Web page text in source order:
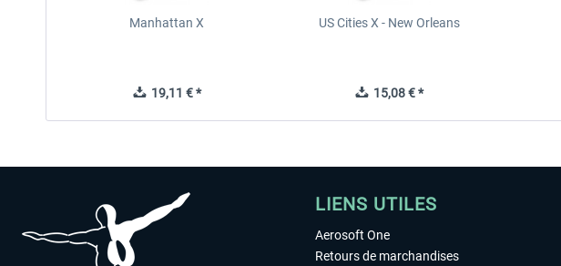
Manhattan X
19,11 € *
US Cities X - New Orleans
15,08 € *
LIENS UTILES
Aerosoft One
Retours de marchandises